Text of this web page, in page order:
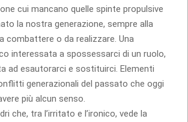
cui mancano quelle spinte propulsive
la nostra generazione, sempre alla
combattere o da realizzare. Una
interessata a spossessarci di un ruolo,
ad esautorarci e sostituirci. Elementi
generazionali del passato che oggi
più alcun senso.
che, tra l’irritato e l’ironico, vede la